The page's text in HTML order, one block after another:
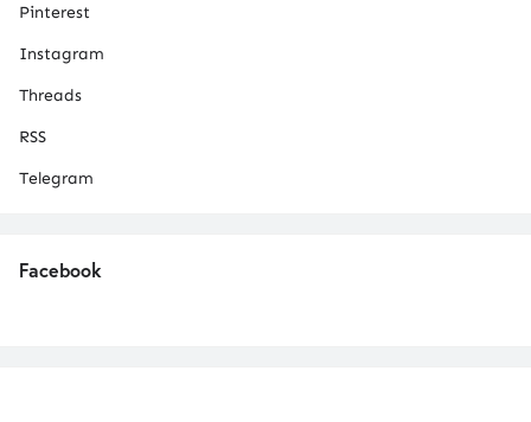
Pinterest
Instagram
Threads
RSS
Telegram
Facebook